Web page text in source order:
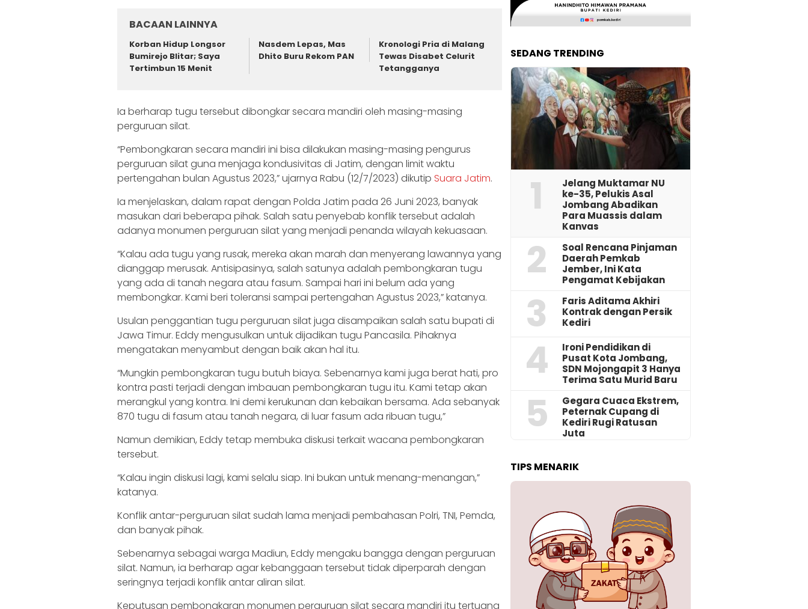
BACAAN LAINNYA
Korban Hidup Longsor
Bumirejo Blitar; Saya
Tertimbun 15 Menit
Nasdem Lepas, Mas
Dhito Buru Rekom PAN
Kronologi Pria di Malang
Tewas Disabet Celurit
Tetangganya
Ia berharap tugu tersebut dibongkar secara mandiri oleh masing-masing
perguruan silat.
“Pembongkaran secara mandiri ini bisa dilakukan masing-masing pengurus
perguruan silat guna menjaga kondusivitas di Jatim, dengan limit waktu
pertengahan bulan Agustus 2023,” ujarnya Rabu (12/7/2023) dikutip Suara Jatim.
Ia menjelaskan, dalam rapat dengan Polda Jatim pada 26 Juni 2023, banyak
masukan dari beberapa pihak. Salah satu penyebab konflik tersebut adalah
adanya monumen perguruan silat yang menjadi penanda wilayah kekuasaan.
“Kalau ada tugu yang rusak, mereka akan marah dan menyerang lawannya yang
dianggap merusak. Antisipasinya, salah satunya adalah pembongkaran tugu
yang ada di tanah negara atau fasum. Sampai hari ini belum ada yang
membongkar. Kami beri toleransi sampai pertengahan Agustus 2023,” katanya.
Usulan penggantian tugu perguruan silat juga disampaikan salah satu bupati di
Jawa Timur. Eddy mengusulkan untuk dijadikan tugu Pancasila. Pihaknya
mengatakan menyambut dengan baik akan hal itu.
“Mungkin pembongkaran tugu butuh biaya. Sebenarnya kami juga berat hati, pro
kontra pasti terjadi dengan imbauan pembongkaran tugu itu. Kami tetap akan
merangkul yang kontra. Ini demi kerukunan dan kebaikan bersama. Ada sebanyak
870 tugu di fasum atau tanah negara, di luar fasum ada ribuan tugu,”
Namun demikian, Eddy tetap membuka diskusi terkait wacana pembongkaran
tersebut.
“Kalau ingin diskusi lagi, kami selalu siap. Ini bukan untuk menang-menangan,”
katanya.
Konflik antar-perguruan silat sudah lama menjadi pembahasan Polri, TNI, Pemda,
dan banyak pihak.
Sebenarnya sebagai warga Madiun, Eddy mengaku bangga dengan perguruan
silat. Namun, ia berharap agar kebanggaan tersebut tidak diperparah dengan
seringnya terjadi konflik antar aliran silat.
Keputusan pembongkaran monumen perguruan silat secara mandiri itu tertuang
SEDANG TRENDING
1
Jelang Muktamar NU
ke-35, Pelukis Asal
Jombang Abadikan
Para Muassis dalam
Kanvas
2
‎Soal Rencana Pinjaman
Daerah Pemkab
Jember, Ini Kata
Pengamat Kebijakan ‎
3
Faris Aditama Akhiri
Kontrak dengan Persik
Kediri
4
Ironi Pendidikan di
Pusat Kota Jombang,
SDN Mojongapit 3 Hanya
Terima Satu Murid Baru
5
‎Gegara Cuaca Ekstrem,
Peternak Cupang di
Kediri Rugi Ratusan
Juta
TIPS MENARIK